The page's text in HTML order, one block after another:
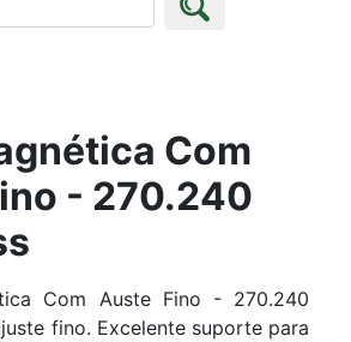
Com
- 270.240
Com Auste Fino - 270.240
fino. Excelente suporte para